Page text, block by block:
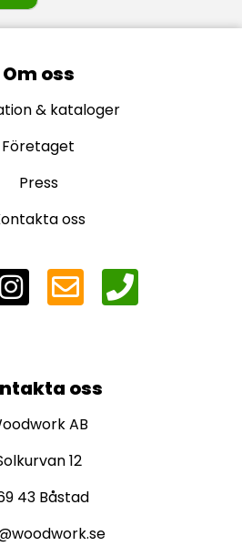
Om oss
& kataloger
Företaget
Press
oss
oss
AB
12
43 Båstad